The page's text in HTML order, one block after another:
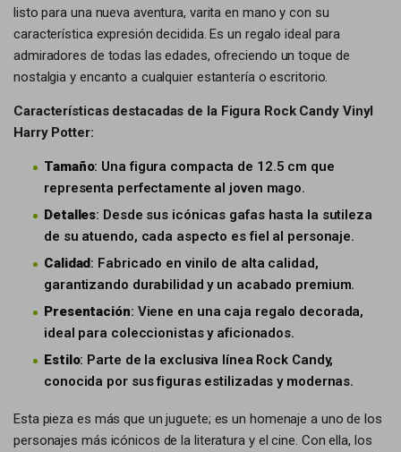
listo para una nueva aventura, varita en mano y con su
característica expresión decidida. Es un regalo ideal para
admiradores de todas las edades, ofreciendo un toque de
nostalgia y encanto a cualquier estantería o escritorio.
Características destacadas de la Figura Rock Candy Vinyl
Harry Potter:
Tamaño: Una figura compacta de 12.5 cm que
representa perfectamente al joven mago.
Detalles: Desde sus icónicas gafas hasta la sutileza
de su atuendo, cada aspecto es fiel al personaje.
Calidad: Fabricado en vinilo de alta calidad,
garantizando durabilidad y un acabado premium.
Presentación: Viene en una caja regalo decorada,
ideal para coleccionistas y aficionados.
Estilo: Parte de la exclusiva línea Rock Candy,
conocida por sus figuras estilizadas y modernas.
Esta pieza es más que un juguete; es un homenaje a uno de los
personajes más icónicos de la literatura y el cine. Con ella, los